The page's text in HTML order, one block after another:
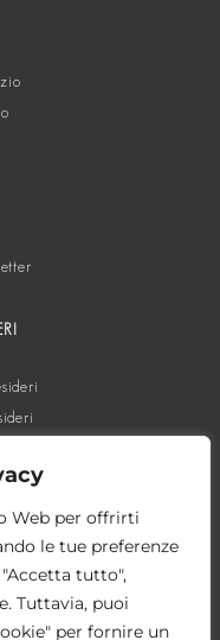
Web per offrirti
le tue preferenze
tutto",
Tuttavia, puoi
per fornire un